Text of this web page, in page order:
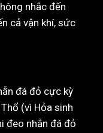
nhắc đến
cả vận khí, sức
đá đỏ cực kỳ
(vì Hỏa sinh
đeo nhẫn đá đỏ